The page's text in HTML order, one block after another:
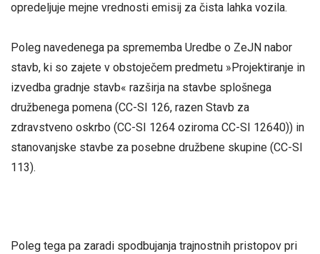
opredeljuje mejne vrednosti emisij za čista lahka vozila.
Poleg navedenega pa sprememba Uredbe o ZeJN nabor
stavb, ki so zajete v obstoječem predmetu »Projektiranje in
izvedba gradnje stavb« razširja na stavbe splošnega
družbenega pomena (CC-SI 126, razen Stavb za
zdravstveno oskrbo (CC-SI 1264 oziroma CC-SI 12640)) in
stanovanjske stavbe za posebne družbene skupine (CC-SI
113).
Poleg tega pa zaradi spodbujanja trajnostnih pristopov pri